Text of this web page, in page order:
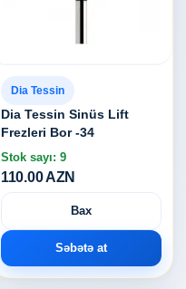
Dia Tessin
Dia Tessin Sinüs Lift
Frezleri Bor -34
Stok sayı: 9
110.00 AZN
Bax
Səbətə at